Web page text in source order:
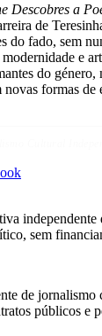
Descobres a
de
do fado, sem
e
do género,
novas formas de
independente
sem
de
públicos e